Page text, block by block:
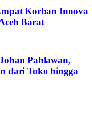
Korban Innova
Barat
Pahlawan,
dari Toko hingga